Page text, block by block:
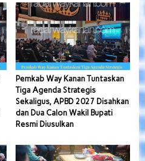
Pemkab Way Kanan Tuntaskan
Tiga Agenda Strategis
Sekaligus, APBD 2027 Disahkan
dan Dua Calon Wakil Bupati
Resmi Diusulkan